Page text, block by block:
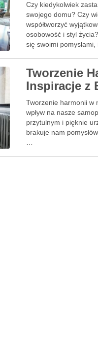
Czy kiedykolwiek
swojego domu? Czy
współtworzyć
osobowość i styl
się swoimi
Tworzenie
Inspiracje z
Tworzenie harmonii w
wpływ na nasze
przytulnym i pięknie
brakuje nam